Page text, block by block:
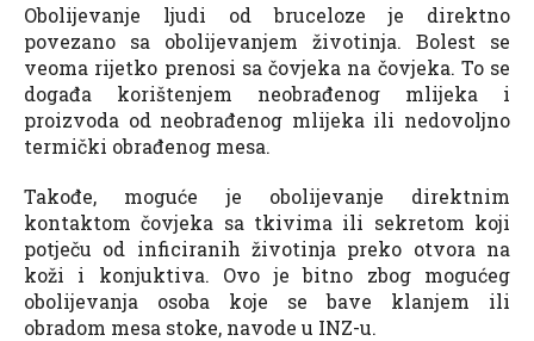
Obolijevanje ljudi od bruceloze je direktno
povezano sa obolijevanjem životinja. Bolest se
veoma rijetko prenosi sa čovjeka na čovjeka. To se
događa korištenjem neobrađenog mlijeka i
proizvoda od neobrađenog mlijeka ili nedovoljno
termički obrađenog mesa.
Takođe, moguće je obolijevanje direktnim
kontaktom čovjeka sa tkivima ili sekretom koji
potječu od inficiranih životinja preko otvora na
koži i konjuktiva. Ovo je bitno zbog mogućeg
obolijevanja osoba koje se bave klanjem ili
obradom mesa stoke, navode u INZ-u.